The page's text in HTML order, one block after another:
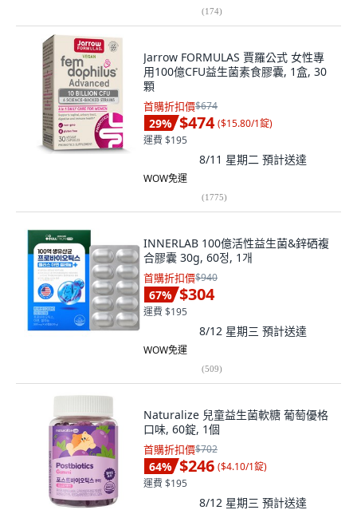
(174)
Jarrow FORMULAS 賈羅公式 女性專
用100億CFU益生菌素食膠囊, 1盒, 30
顆
首購折扣價$674
29% $474 ($15.80/1錠)
運費 $195
8/11 星期二 預計送達
WOW免運
(1775)
INNERLAB 100億活性益生菌&鋅硒複
合膠囊 30g, 60정, 1개
首購折扣價$940
67% $304
運費 $195
8/12 星期三 預計送達
WOW免運
(509)
Naturalize 兒童益生菌軟糖 葡萄優格
口味, 60錠, 1個
首購折扣價$702
64% $246 ($4.10/1錠)
運費 $195
8/12 星期三 預計送達